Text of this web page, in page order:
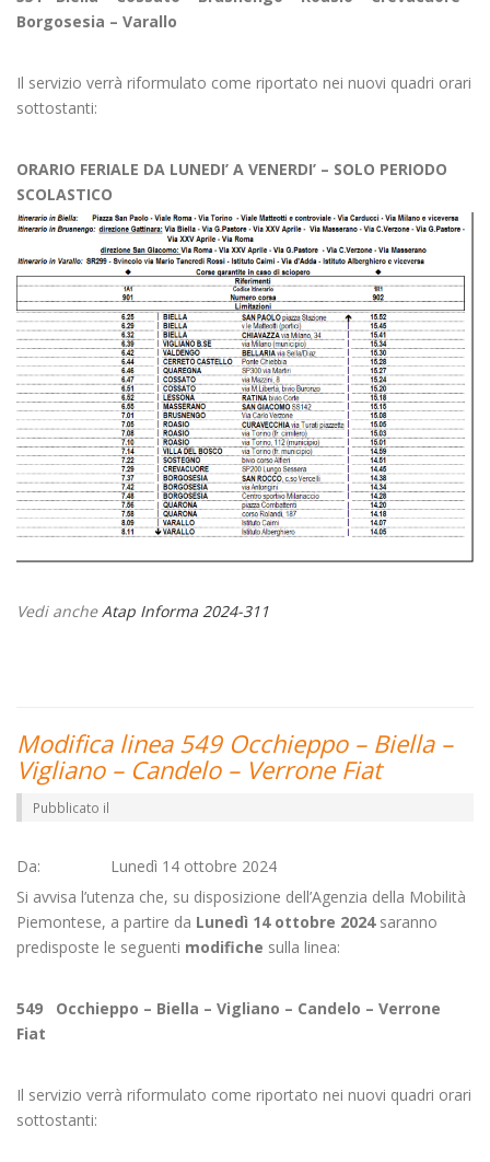
Borgosesia – Varallo
Il servizio verrà riformulato come riportato nei nuovi quadri orari
sottostanti:
ORARIO FERIALE DA LUNEDI’ A VENERDI’ – SOLO PERIODO
SCOLASTICO
Vedi anche Atap Informa 2024-311
Modifica linea 549 Occhieppo – Biella –
Vigliano – Candelo – Verrone Fiat
Pubblicato il
Da: Lunedì 14 ottobre 2024
Si avvisa l’utenza che, su disposizione dell’Agenzia della Mobilità
Piemontese, a partire da Lunedì 14 ottobre 2024saranno
predisposte le seguenti modifiche sulla linea:
549 Occhieppo – Biella – Vigliano – Candelo – Verrone
Fiat
Il servizio verrà riformulato come riportato nei nuovi quadri orari
sottostanti: